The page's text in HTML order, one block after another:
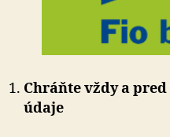
Chráňte vždy a
údaje